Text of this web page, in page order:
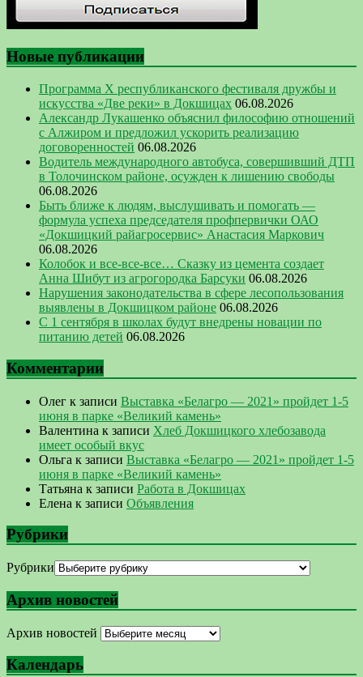
Новые публикации
Программа Х республиканского фестиваля дружбы и
искусства «Две реки» в Докшицах 06.08.2026
Александр Лукашенко объяснил философию отношений
с Алжиром и предложил ускорить реализацию
договоренностей 06.08.2026
Водитель международного автобуса, совершивший ДТП
в Толочинском районе, осужден к лишению свободы
06.08.2026
Быть ближе к людям, выслушивать и помогать —
формула успеха председателя профпервички ОАО
«Докшицкий райагросервис» Анастасия Маркович
06.08.2026
Колобок и все-все-все… Сказку из цемента создает
Анна Шибут из агрогородка Барсуки 06.08.2026
Нарушения законодательства в сфере лесопользования
выявлены в Докшицком районе 06.08.2026
С 1 сентября в школах будут внедрены новации по
питанию детей 06.08.2026
Комментарии
Олег к записи Выставка «Белагро — 2021» пройдет 1-5
июня в парке «Великий камень»
Валентина к записи Хлеб Докшицкого хлебозавода
имеет особый вкус
Ольга к записи Выставка «Белагро — 2021» пройдет 1-5
июня в парке «Великий камень»
Татьяна к записи Работа в Докшицах
Елена к записи Объявления
Рубрики
Рубрики
Архив новостей
Архив новостей
Календарь